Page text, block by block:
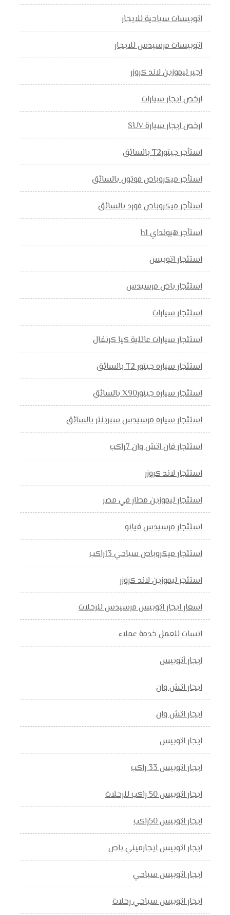
اتوبيسات سياحية للايجار
اتوبيسات مرسيدس للايجار
اجير ليموزين لاند كروزر
ارخص ايجار سيارات
ارخص ايجار سيارة SUV
استأجر جيتورT2 بالسائق
استأجر ميكروباص فوتون بالسائق
استأجر ميكروباص فورد بالسائق
استأجر هيونداي h1
استئجار اتوبيس
استئجار باص مرسيدس
استئجار سيارات
استئجار سيارات عائلية كيا كرنفال
استئجار سياره جيتور T2 بالسائق
استئجار سياره جيتورX90 بالسائق
استئجار سياره مرسيدس سبرينتر بالسائق
استئجار فان اتش وان 7راكب
استئجار لاند كروزر
استئجار ليموزين مطار في مصر
استئجار مرسيدس فيانو
استئجار ميكروباص سياحي 13راكب
استئجر ليموزين لاند كروزر
اسعار ايجار اتوبيس مرسيدس للرحلات
انسات للعمل خدمة عملاء
ايجار أتوبيس
ايجار اتش وان
ايجار اتش وان
ايجار اتوبيس
ايجار اتوبيس 33 راكب
ايجار اتوبيس 50 راكب للرحلات
ايجار اتوبيس 50راكب
ايجار اتوبيس ايجارميني باص
ايجار اتوبيس سياحي
ايجار اتوبيس سياحي رحلات